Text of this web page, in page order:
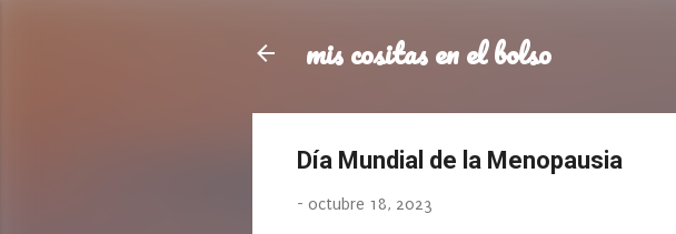
mis cositas en el bolso
Día Mundial de la Menopausia
- octubre 18, 2023